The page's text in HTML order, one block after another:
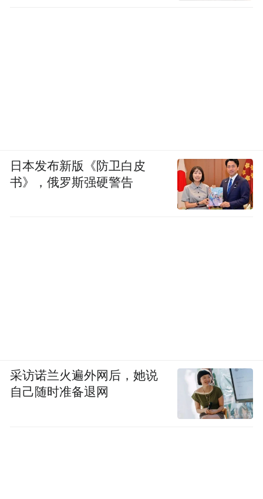
日本发布新版《防卫白皮
书》，俄罗斯强硬警告
采访诺兰火遍外网后，她说
自己随时准备退网